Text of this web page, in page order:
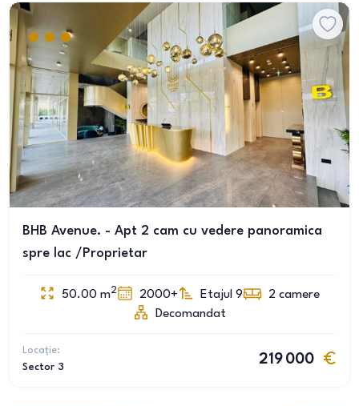
BHB Avenue. - Apt 2 cam cu vedere panoramica
spre lac /Proprietar
50.00 m2 2000+ Etajul 9 2 camere
Decomandat
Locație:
Sector 3
219 000